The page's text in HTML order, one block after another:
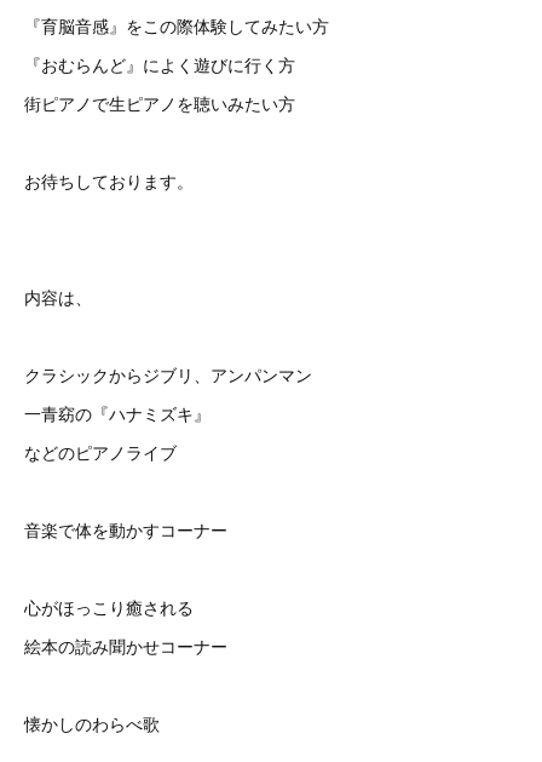
『育脳音感』をこの際体験してみたい方
『おむらんど』によく遊びに行く方
街ピアノで生ピアノを聴いみたい方
お待ちしております。
内容は、
クラシックからジブリ、アンパンマン
一青窈の『ハナミズキ』
などのピアノライブ
音楽で体を動かすコーナー
心がほっこり癒される
絵本の読み聞かせコーナー
懐かしのわらべ歌